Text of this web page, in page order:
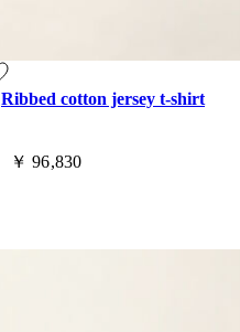
Ribbed cotton jersey t-shirt
￥ 96,830